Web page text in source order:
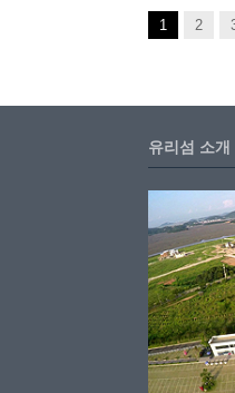
1 2
유리섬 소개